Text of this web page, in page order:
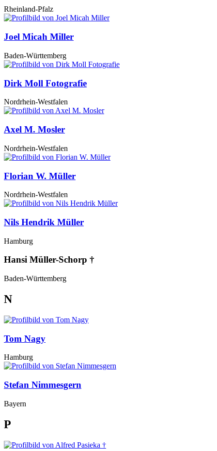
Rheinland-Pfalz
Joel Micah Miller
Baden-Württemberg
Dirk Moll Fotografie
Nordrhein-Westfalen
Axel M. Mosler
Nordrhein-Westfalen
Florian W. Müller
Nordrhein-Westfalen
Nils Hendrik Müller
Hamburg
Hansi Müller-Schorp †
Baden-Württemberg
N
Tom Nagy
Hamburg
Stefan Nimmesgern
Bayern
P